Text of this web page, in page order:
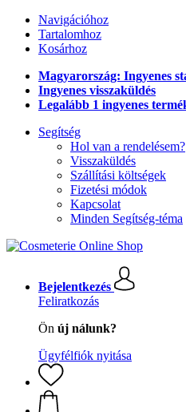
Navigációhoz
Tartalomhoz
Kosárhoz
Magyarország: Ingyenes
Ingyenes visszaküldés
Legalább 1 ingyenes
Segítség
Hol van a rendelésem?
Visszaküldés
Szállítási költségek
Fizetési módok
Kapcsolat
Minden Segítség-téma
Bejelentkezés
Feliratkozás
Ön új nálunk?
Ügyfélfiók nyitása